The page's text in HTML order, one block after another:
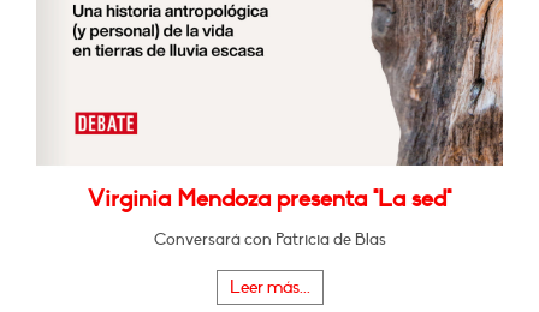
Virginia Mendoza presenta "La sed"
Conversará con Patricia de Blas
Leer más...